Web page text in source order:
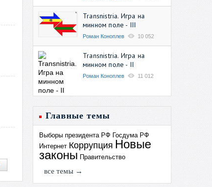
Transnistria. Игра на
минном поле - III
Роман Коноплев 10 052
Transnistria. Игра на
минном поле - II
Роман Коноплев 11 012
Главные темы
Выборы президента РФ Госдума РФ
Интернет Коррупция Новые
законы Правительство
все темы →